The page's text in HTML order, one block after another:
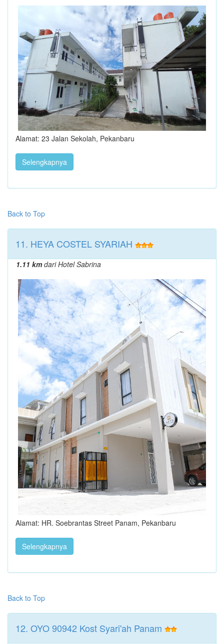
Alamat: 23 Jalan Sekolah, Pekanbaru
Selengkapnya
Back to Top
11. HEYA COSTEL SYARIAH
1.11 kmdari Hotel Sabrina
Alamat: HR. Soebrantas Street Panam, Pekanbaru
Selengkapnya
Back to Top
12. OYO 90942 Kost Syari'ah Panam